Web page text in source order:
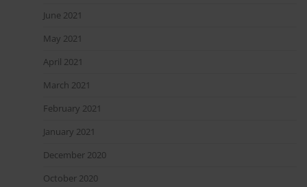
June 2021
May 2021
April 2021
March 2021
February 2021
January 2021
December 2020
October 2020